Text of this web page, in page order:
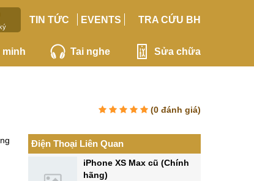
TIN TỨC EVENTS TRA CỨU BH
Tai nghe Sửa chữa
(0 đánh giá)
Điện Thoại Liên Quan
iPhone XS Max cũ (Chính
hãng)